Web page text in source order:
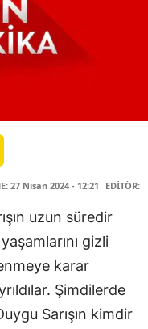
27 Nisan 2024 - 12:21 EDİTÖR:
uzun süredir
gizli
karar
Şimdilerde
Sarışın kimdir